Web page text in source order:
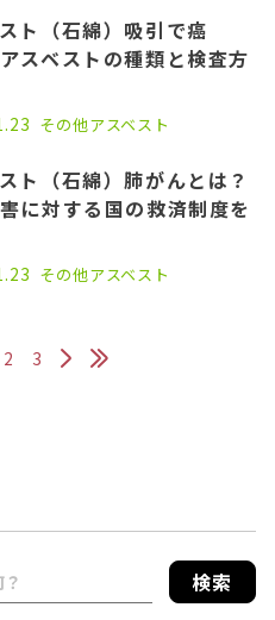
ト（石綿）吸引で癌
スベストの種類と検査方
その他アスベスト
ト（石綿）肺がんとは？
に対する国の救済制度を
その他アスベスト
2 3
検索